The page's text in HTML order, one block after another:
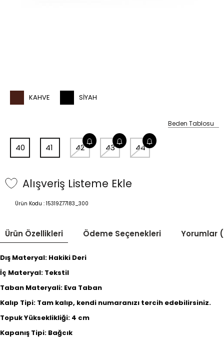
KAHVE SIYAH
Beden Tablosu
40 41 42 43 44
Alışveriş Listeme Ekle
Ürün Kodu : 15319Z77183_300
Ürün Özellikleri Ödeme Seçenekleri Yorumlar
Dış Materyal: Hakiki Deri
İç Materyal: Tekstil
Taban Materyali: Eva Taban
Kalıp Tipi: Tam kalıp, kendi numaranızı tercih edebilirsiniz.
Topuk Yükseklikliği: 4 cm
Kapanış Tipi: Bağcık